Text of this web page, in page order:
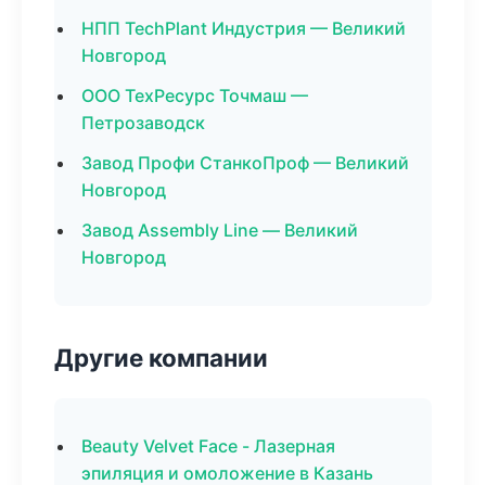
НПП TechPlant Индустрия — Великий
Новгород
ООО ТехРесурс Точмаш —
Петрозаводск
Завод Профи СтанкоПроф — Великий
Новгород
Завод Assembly Line — Великий
Новгород
Другие компании
Beauty Velvet Face - Лазерная
эпиляция и омоложение в Казань